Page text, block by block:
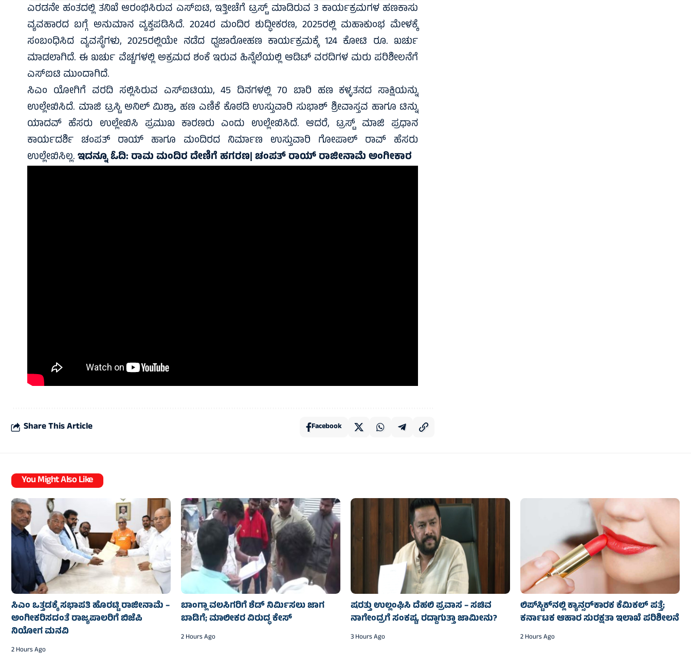
ಎರಡನೇ ಹಂತದಲ್ಲಿ ತನಿಖೆ ಆರಂಭಿಸಿರುವ ಎಸ್‌ಐಟಿ, ಇತ್ತೀಚೆಗೆ ಟ್ರಸ್ಟ್ ಮಾಡಿರುವ 3 ಕಾರ್ಯಕ್ರಮಗಳ ಹಣಕಾಸು
ವ್ಯವಹಾರದ ಬಗ್ಗೆ ಅನುಮಾನ ವ್ಯಕ್ತಪಡಿಸಿದೆ. 2024ರ ಮಂದಿರ ಶುದ್ಧೀಕರಣ, 2025ರಲ್ಲಿ ಮಹಾಕುಂಭ ಮೇಳಕ್ಕೆ
ಸಂಬಂಧಿಸಿದ ವ್ಯವಸ್ಥೆಗಳು, 2025ರಲ್ಲಿಯೇ ನಡೆದ ಧ್ವಜಾರೋಹಣ ಕಾರ್ಯಕ್ರಮಕ್ಕೆ 124 ಕೋಟಿ ರೂ. ಖರ್ಚು
ಮಾಡಲಾಗಿದೆ. ಈ ಖರ್ಚು ವೆಚ್ಚಗಳಲ್ಲಿ ಅಕ್ರಮದ ಶಂಕೆ ಇರುವ ಹಿನ್ನೆಲೆಯಲ್ಲಿ ಆಡಿಟ್ ವರದಿಗಳ ಮರು ಪರಿಶೀಲನೆಗೆ
ಎಸ್‌ಐಟಿ ಮುಂದಾಗಿದೆ.
ಸಿಎಂ ಯೋಗಿಗೆ ವರದಿ ಸಲ್ಲಿಸಿರುವ ಎಸ್‌ಐಟಿಯು, 45 ದಿನಗಳಲ್ಲಿ 70 ಬಾರಿ ಹಣ ಕಳ್ಳತನದ ಸಾಕ್ಷಿಯನ್ನು
ಉಲ್ಲೇಖಿಸಿದೆ. ಮಾಜಿ ಟ್ರಸ್ಟಿ ಅನಿಲ್ ಮಿಶ್ರಾ, ಹಣ ಎಣಿಕೆ ಕೊಠಡಿ ಉಸ್ತುವಾರಿ ಸುಭಾಶ್ ಶ್ರೀವಾಸ್ತವ ಹಾಗೂ ಟಿನ್ನು
ಯಾದವ್ ಹೆಸರು ಉಲ್ಲೇಖಿಸಿ ಪ್ರಮುಖ ಕಾರಣರು ಎಂದು ಉಲ್ಲೇಖಿಸಿದೆ. ಆದರೆ, ಟ್ರಸ್ಟ್ ಮಾಜಿ ಪ್ರಧಾನ
ಕಾರ್ಯದರ್ಶಿ ಚಂಪತ್ ರಾಯ್ ಹಾಗೂ ಮಂದಿರದ ನಿರ್ಮಾಣ ಉಸ್ತುವಾರಿ ಗೋಪಾಲ್ ರಾವ್ ಹೆಸರು
ಉಲ್ಲೇಖಿಸಿಲ್ಲ.ಇದನ್ನೂ ಓದಿ:ರಾಮ ಮಂದಿರ ದೇಣಿಗೆ ಹಗರಣ| ಚಂಪತ್ ರಾಯ್ ರಾಜೀನಾಮೆ ಅಂಗೀಕಾರ
Share This Article Facebook
You Might Also Like
ಸಿಎಂ ಒತ್ತಡಕ್ಕೆ ಸಭಾಪತಿ ಹೊರಟ್ಟಿ ರಾಜೀನಾಮೆ –
ಅಂಗೀಕರಿಸದಂತೆ ರಾಜ್ಯಪಾಲರಿಗೆ ಬಿಜೆಪಿ
ನಿಯೋಗ ಮನವಿ
2 Hours Ago
ಬಾಂಗ್ಲಾ ವಲಸಿಗರಿಗೆ ಶೆಡ್ ನಿರ್ಮಿಸಲು ಜಾಗ
ಬಾಡಿಗೆ; ಮಾಲೀಕರ ವಿರುದ್ಧ ಕೇಸ್
2 Hours Ago
ಷರತ್ತು ಉಲ್ಲಂಘಿಸಿ ದೆಹಲಿ ಪ್ರವಾಸ – ಸಚಿವ
ನಾಗೇಂದ್ರಗೆ ಸಂಕಷ್ಟ, ರದ್ದಾಗುತ್ತಾ ಜಾಮೀನು?
3 Hours Ago
ಲಿಪ್‌ಸ್ಟಿಕ್‌ನಲ್ಲಿ ಕ್ಯಾನ್ಸರ್‌ಕಾರಕ ಕೆಮಿಕಲ್ ಪತ್ತೆ;
ಕರ್ನಾಟಕ ಆಹಾರ ಸುರಕ್ಷತಾ ಇಲಾಖೆ ಪರಿಶೀಲನೆ
2 Hours Ago